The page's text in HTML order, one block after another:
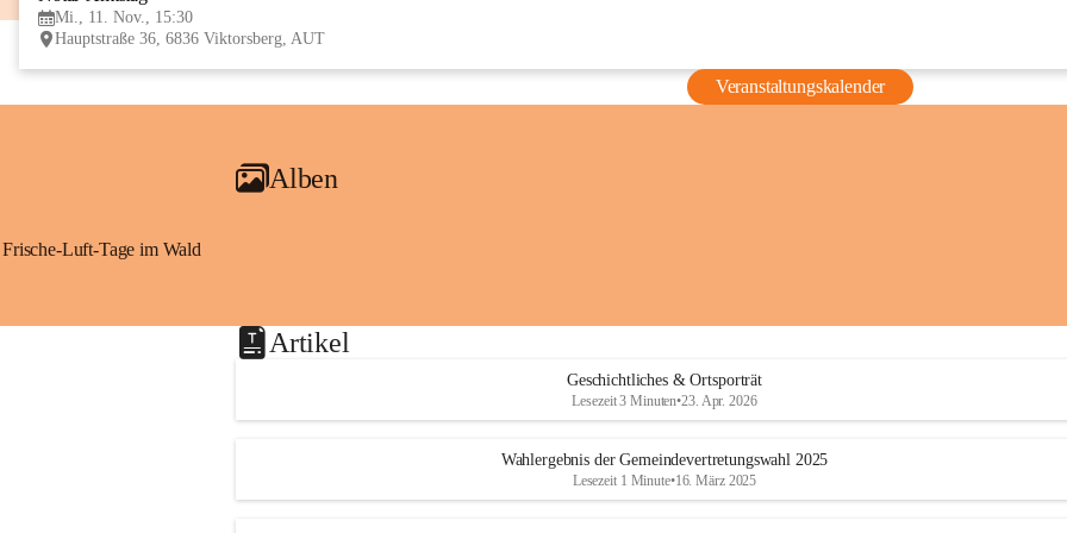
Mi., 11. Nov., 15:30
Hauptstraße 36, 6836 Viktorsberg, AUT
Veranstaltungskalender
Alben
Frische-Luft-Tage im Wald
Artikel
Geschichtliches & Ortsporträt
Lesezeit 3 Minuten•23. Apr. 2026
Wahlergebnis der Gemeindevertretungswahl 2025
Lesezeit 1 Minute•16. März 2025